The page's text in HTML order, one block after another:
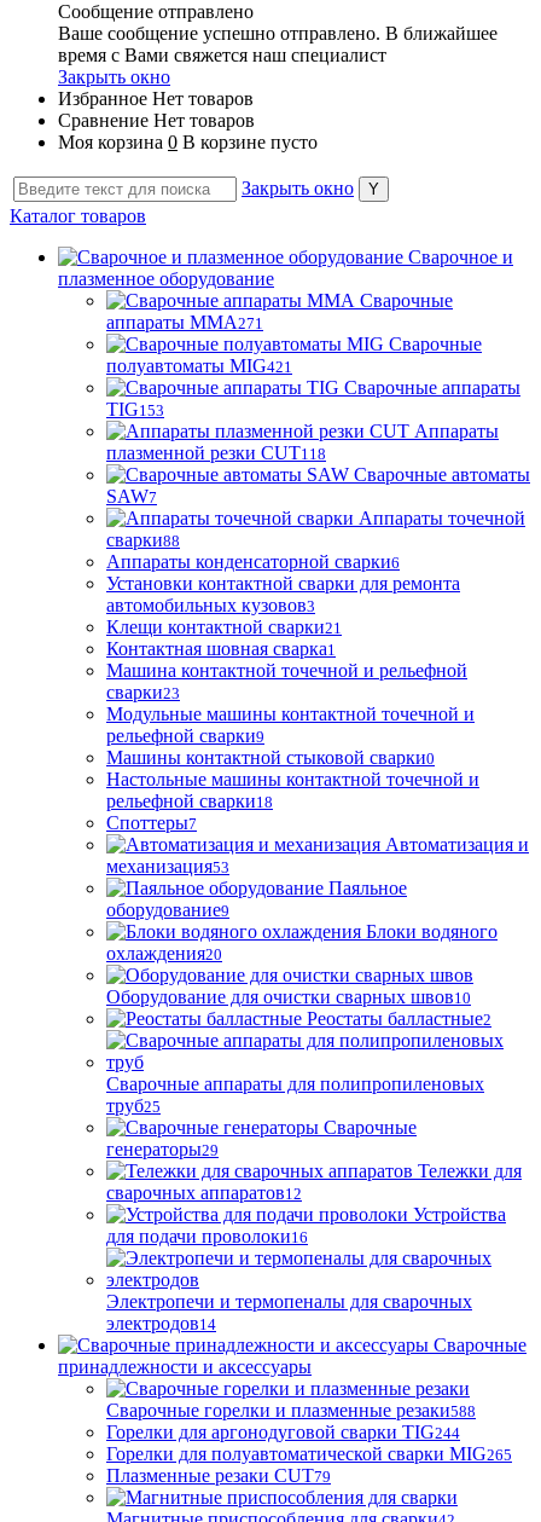
Сообщение отправлено
Ваше сообщение успешно отправлено. В ближайшее
время с Вами свяжется наш специалист
Закрыть окно
Избранное Нет товаров
Сравнение Нет товаров
Моя корзина 0 В корзине пусто
Закрыть окно
Каталог товаров
Сварочное и
плазменное оборудование
Сварочные
аппараты MMA271
Сварочные
полуавтоматы MIG421
Сварочные аппараты
TIG153
Аппараты
плазменной резки CUT118
Сварочные автоматы
SAW7
Аппараты точечной
сварки88
Аппараты конденсаторной сварки6
Установки контактной сварки для ремонта
автомобильных кузовов3
Клещи контактной сварки21
Контактная шовная сварка1
Машина контактной точечной и рельефной
сварки23
Модульные машины контактной точечной и
рельефной сварки9
Машины контактной стыковой сварки0
Настольные машины контактной точечной и
рельефной сварки18
Споттеры7
Автоматизация и
механизация53
Паяльное
оборудование9
Блоки водяного
охлаждения20
Оборудование для очистки сварных швов10
Реостаты балластные2
Сварочные аппараты для полипропиленовых
труб25
Сварочные
генераторы29
Тележки для
сварочных аппаратов12
Устройства
для подачи проволоки16
Электропечи и термопеналы для сварочных
электродов14
Сварочные
принадлежности и аксессуары
Сварочные горелки и плазменные резаки588
Горелки для аргонодуговой сварки TIG244
Горелки для полуавтоматической сварки MIG265
Плазменные резаки CUT79